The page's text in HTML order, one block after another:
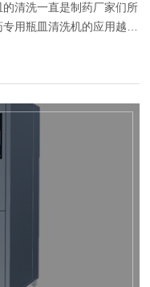
清洗一直是制药厂家们所
用瓶皿清洗机的应用越来